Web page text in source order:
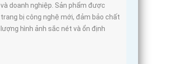
và doanh nghiệp. Sản phẩm được
trang bị công nghệ mới, đảm bảo chất
lượng hình ảnh sắc nét và ổn định